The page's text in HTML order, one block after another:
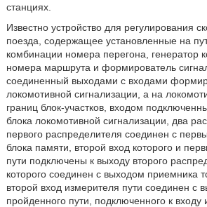
станциях.
Известно устройство для регулирования
поезда, содержащее установленные на
комбинации номера перегона, генератор
номера маршрута и формирователь
соединенный выходами с входами
локомотивной сигнализации, а на
границ блок-участков, входом
блока локомотивной сигнализации, два
первого распределителя соединен с
блока памяти, второй вход которого и
пути подключены к выходу второго
которого соединен с выходом приемника
второй вход измерителя пути соединен с
пройденного пути, подключенного к входу